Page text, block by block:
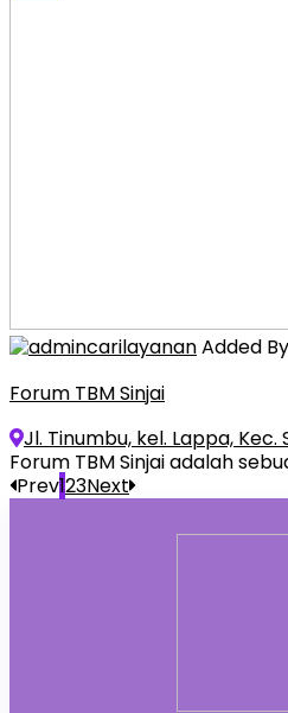
Added By
Forum TBM Sinjai
Jl. Tinumbu, kel. Lappa, Kec.
Forum TBM Sinjai adalah
Prev123Next